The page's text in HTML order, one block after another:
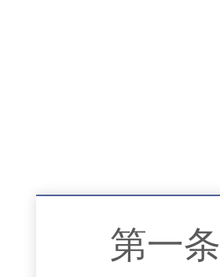
第一条